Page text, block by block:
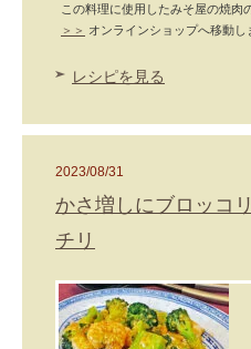
この料理に使用したみそ屋の焼肉
＞＞ オンラインショップへ移動し
レシピを見る
2023/08/31
かさ増しにブロッコ
チリ